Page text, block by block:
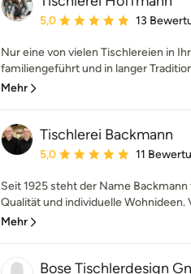
Durchschnittliche Bewertung:
5,0 13
Nur eine von vielen Tischlereien in
familiengeführt und in langer
Mehr
Tischlerei Backmann
Durchschnittliche Bewertung:
5,0 11
Seit 1925 steht der Name
Qualität und individuelle Wohnideen.
Mehr
Bose Tischlerdesign